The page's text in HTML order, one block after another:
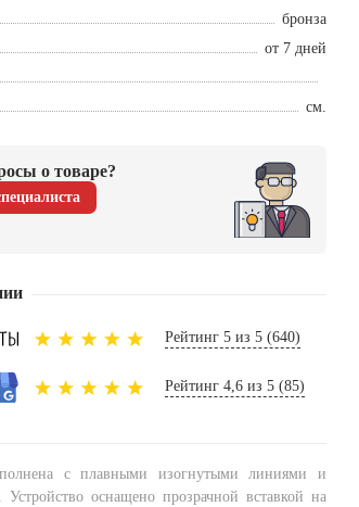
бронза
от 7 дней
см.
о товаре?
Рейтинг 5 из 5 (640)
Рейтинг 4,6 из 5 (85)
с плавными изогнутыми линиями и
оснащено прозрачной вставкой на